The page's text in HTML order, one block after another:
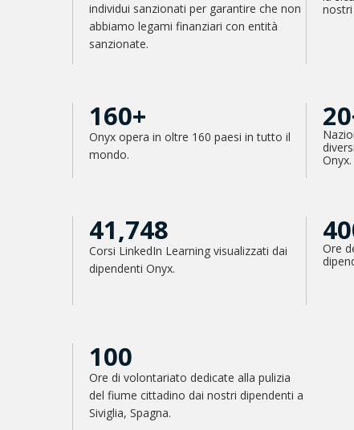
individui sanzionati per garantire che non
abbiamo legami finanziari con entità
sanzionate.
nostri
160+
Onyx opera in oltre 160 paesi in tutto il
mondo.
Onyx.
41,748
Corsi LinkedIn Learning visualizzati dai
dipendenti Onyx.
Ore
100
Ore di volontariato dedicate alla pulizia
del fiume cittadino dai nostri dipendenti a
Siviglia, Spagna.